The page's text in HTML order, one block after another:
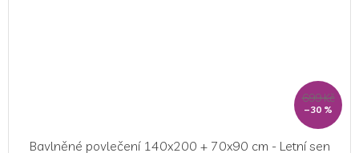
699 Kč
–30 %
Bavlněné povlečení 140x200 + 70x90 cm - Letní sen